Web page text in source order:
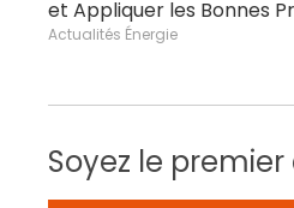
et Appliquer les Bonnes
Actualités Énergie
Soyez le